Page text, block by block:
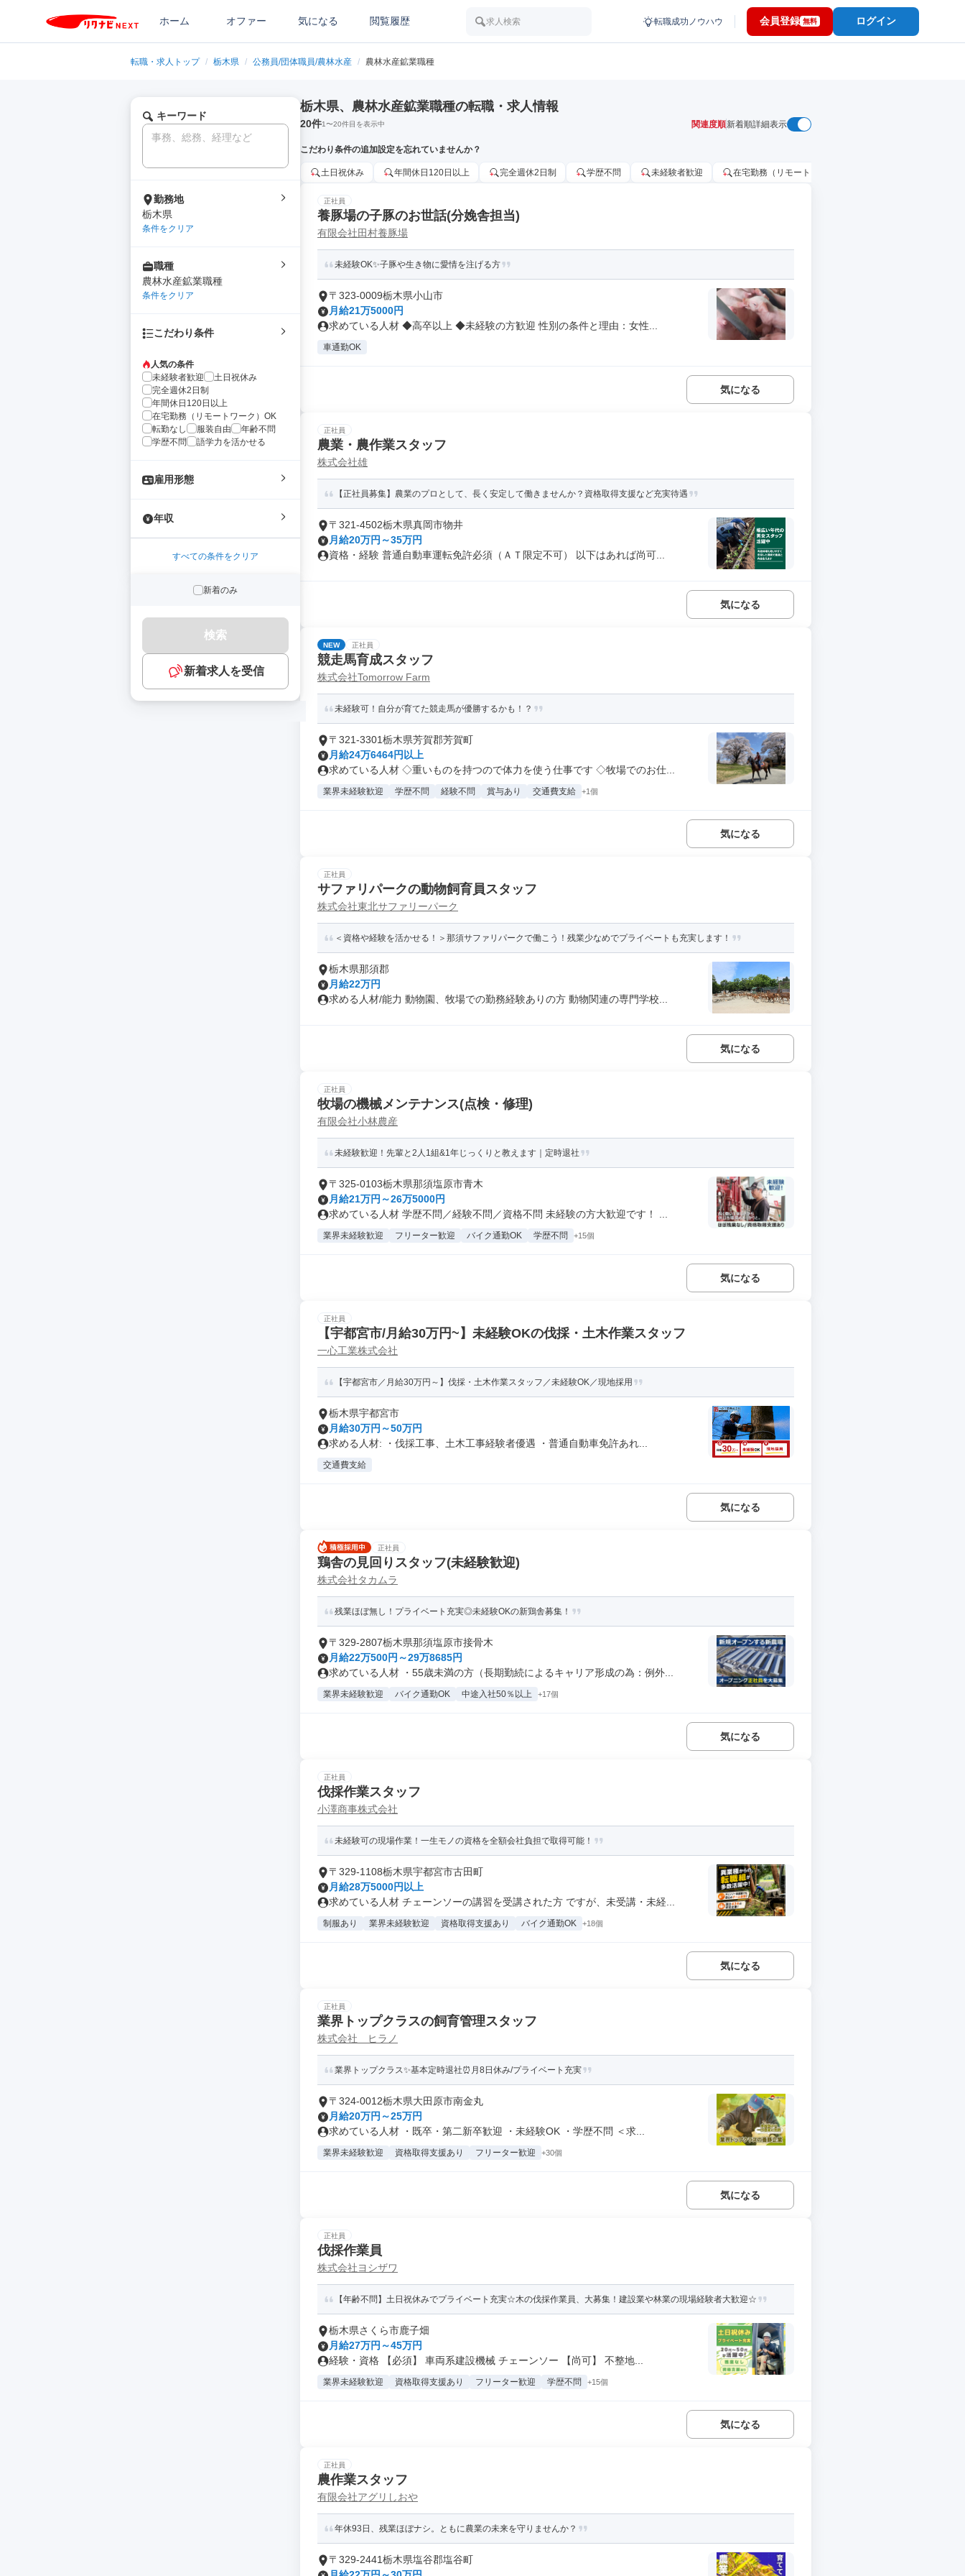
ホーム オファー 気になる 閲覧履歴 求人検索 転職成功ノウハウ 会員登録 無料 ログイン
転職・求人トップ / 栃木県 / 公務員/団体職員/農林水産 / 農林水産鉱業職種
キーワード
勤務地
栃木県
条件をクリア
職種
農林水産鉱業職種
条件をクリア
こだわり条件
人気の条件
未経験者歓迎
土日祝休み
完全週休2日制
年間休日120日以上
在宅勤務（リモートワーク）OK
転勤なし
服装自由
年齢不問
学歴不問
語学力を活かせる
雇用形態
年収
すべての条件をクリア
新着のみ
検索
新着求人を受信
栃木県、農林水産鉱業職種の転職・求人情報
20件1〜20件目を表示中 関連度順新着順詳細表示
こだわり条件の追加設定を忘れていませんか？
土日祝休み 年間休日120日以上 完全週休2日制 学歴不問 未経験者歓迎 在宅勤務（リモートワーク）OK
正社員
養豚場の子豚のお世話(分娩舎担当)
有限会社田村養豚場
未経験OK✨子豚や生き物に愛情を注げる方
〒323-0009栃木県小山市
月給21万5000円
求めている人材 ◆高卒以上 ◆未経験の方歓迎 性別の条件と理由：女性...
車通勤OK
気になる
正社員
農業・農作業スタッフ
株式会社雄
【正社員募集】農業のプロとして、長く安定して働きませんか？資格取得支援など充実待遇
〒321-4502栃木県真岡市物井
月給20万円～35万円
資格・経験 普通自動車運転免許必須（ＡＴ限定不可） 以下はあれば尚可...
気になる
NEW 正社員
競走馬育成スタッフ
株式会社Tomorrow Farm
未経験可！自分が育てた競走馬が優勝するかも！？
〒321-3301栃木県芳賀郡芳賀町
月給24万6464円以上
求めている人材 ◇重いものを持つので体力を使う仕事です ◇牧場でのお仕...
業界未経験歓迎 学歴不問 経験不問 賞与あり 交通費支給 +1個
気になる
正社員
サファリパークの動物飼育員スタッフ
株式会社東北サファリーパーク
＜資格や経験を活かせる！＞那須サファリパークで働こう！残業少なめでプライベートも充実します！
栃木県那須郡
月給22万円
求める人材/能力 動物園、牧場での勤務経験ありの方 動物関連の専門学校...
気になる
正社員
牧場の機械メンテナンス(点検・修理)
有限会社小林農産
未経験歓迎！先輩と2人1組&1年じっくりと教えます｜定時退社
〒325-0103栃木県那須塩原市青木
月給21万円～26万5000円
求めている人材 学歴不問／経験不問／資格不問 未経験の方大歓迎です！ ...
業界未経験歓迎 フリーター歓迎 バイク通勤OK 学歴不問 +15個
気になる
正社員
【宇都宮市/月給30万円~】未経験OKの伐採・土木作業スタッフ
一心工業株式会社
【宇都宮市／月給30万円～】伐採・土木作業スタッフ／未経験OK／現地採用
栃木県宇都宮市
月給30万円～50万円
求める人材: ・伐採工事、土木工事経験者優遇 ・普通自動車免許あれ...
交通費支給
気になる
正社員
鶏舎の見回りスタッフ(未経験歓迎)
株式会社タカムラ
残業ほぼ無し！プライベート充実◎未経験OKの新鶏舎募集！
〒329-2807栃木県那須塩原市接骨木
月給22万500円～29万8685円
求めている人材 ・55歳未満の方（長期勤続によるキャリア形成の為：例外...
業界未経験歓迎 バイク通勤OK 中途入社50％以上 +17個
気になる
正社員
伐採作業スタッフ
小澤商事株式会社
未経験可の現場作業！一生モノの資格を全額会社負担で取得可能！
〒329-1108栃木県宇都宮市古田町
月給28万5000円以上
求めている人材 チェーンソーの講習を受講された方 ですが、未受講・未経...
制服あり 業界未経験歓迎 資格取得支援あり バイク通勤OK +18個
気になる
正社員
業界トップクラスの飼育管理スタッフ
株式会社 ヒラノ
業界トップクラス✨基本定時退社⏰月8日休み/プライベート充実
〒324-0012栃木県大田原市南金丸
月給20万円～25万円
求めている人材 ・既卒・第二新卒歓迎 ・未経験OK ・学歴不問 ＜求...
業界未経験歓迎 資格取得支援あり フリーター歓迎 +30個
気になる
正社員
伐採作業員
株式会社ヨシザワ
【年齢不問】土日祝休みでプライベート充実☆木の伐採作業員、大募集！建設業や林業の現場経験者大歓迎☆
栃木県さくら市鹿子畑
月給27万円～45万円
経験・資格 【必須】 車両系建設機械 チェーンソー 【尚可】 不整地...
業界未経験歓迎 資格取得支援あり フリーター歓迎 学歴不問 +15個
気になる
正社員
農作業スタッフ
有限会社アグリしおや
年休93日、残業ほぼナシ。ともに農業の未来を守りませんか？
〒329-2441栃木県塩谷郡塩谷町